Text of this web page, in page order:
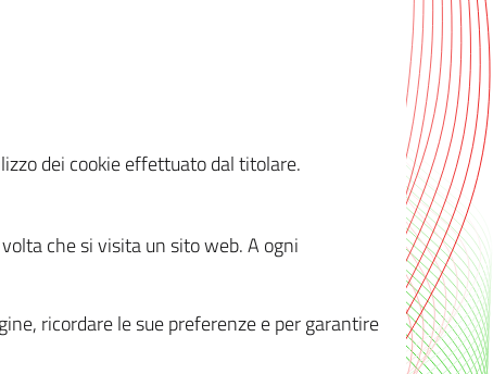
dei cookie effettuato dal titolare.
che si visita un sito web. A ogni
ricordare le sue preferenze e per garantire